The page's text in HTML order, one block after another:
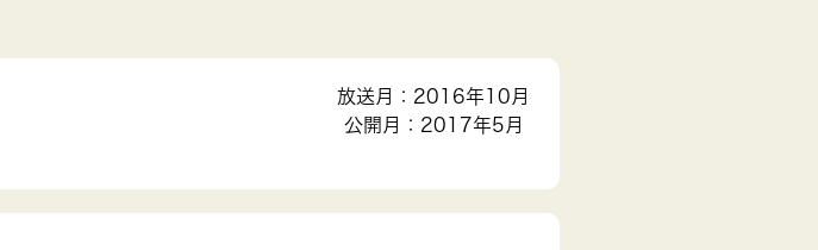
放送月：2016年10月
公開月：2017年5月